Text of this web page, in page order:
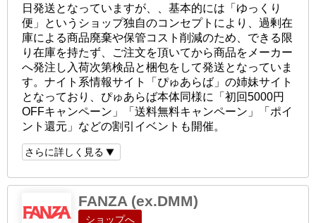
日発送となっていますが、、基本的には「ゆっくり
便」というショップ独自のコンセプトにより、過剰在
庫による商品廃棄や保管コスト削減のため、できる限
り在庫を持たず、ご注文を頂いてから商品をメーカー
へ発注し入荷次第検品と梱包をして発送となっていま
す。ナイト系情報サイト「ぴゅあらば」の姉妹サイト
となっており、ぴゅあらば本体同様に「初回5000円
OFFキャンペーン」「送料無料キャンペーン」「ポイ
ント還元」などの割引イベントも開催。
さらに詳しく見る
FANZA (ex.DMM)
ショップへ